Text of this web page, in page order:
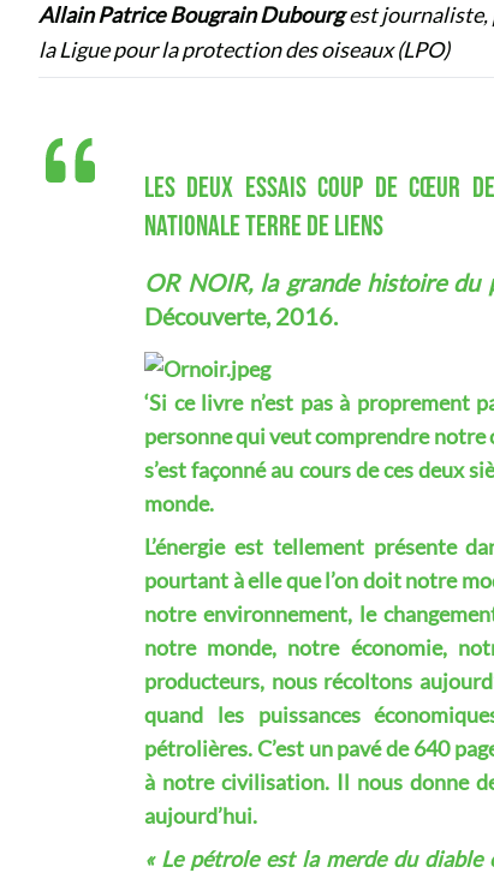
Allain Patrice Bougrain Dubourgest journaliste,
la Ligue pour la protection des oiseaux (LPO)
LES DEUX ESSAIS COUP DE CŒUR
NATIONALE TERRE DE LIENS
OR NOIR, la grande histoire du
Découverte, 2016.
‘Si ce livre n’est pas à
personne qui veut comprendre
s’est façonné au cours de ces deux
monde.
L’énergie est tellement présente
pourtant à elle que l’on doit notre
notre environnement, le
notre monde, notre économie,
producteurs, nous récoltons
quand les puissances
pétrolières. C’est un pavé de 640
à notre civilisation. Il nous donne
aujourd’hui.
« Le pétrole est la merde du